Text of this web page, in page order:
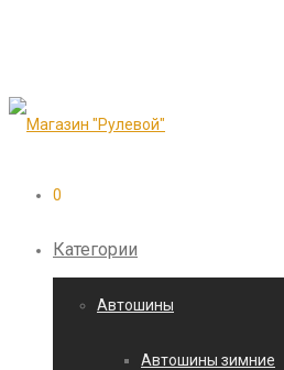
0
Категории
Автошины
Автошины зимние